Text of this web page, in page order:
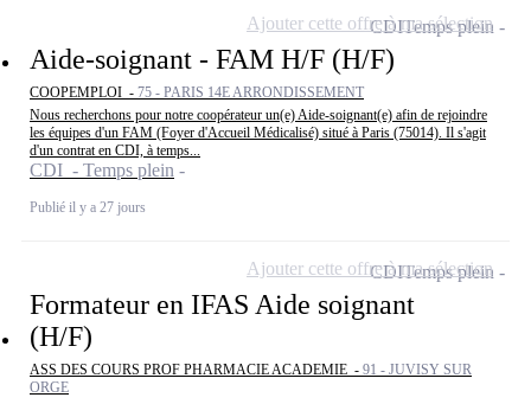
Aide-soignant - FAM H/F (H/F)
COOPEMPLOI - 75 - PARIS 14E ARRONDISSEMENT
Nous recherchons pour notre coopérateur un(e) Aide-soignant(e) afin de rejoindre
les équipes d'un FAM (Foyer d'Accueil Médicalisé) situé à Paris (75014). Il s'agit
d'un contrat en CDI, à temps...
CDI - Temps plein
Publié il y a 27 jours
CDITemps plein
Ajouter cette offre à ma sélection
Formateur en IFAS Aide soignant
(H/F)
ASS DES COURS PROF PHARMACIE ACADEMIE - 91 - JUVISY SUR
ORGE
CDITemps plein
Ajouter cette offre à ma sélection